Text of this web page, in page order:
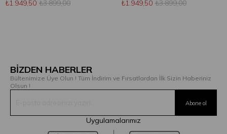
₺1.949,50 ₺3.899,00
₺1.949,50 ₺3.899,00
BİZDEN HABERLER
Bültenimize Üye Olun ! Tüm İndirim ve Fırsatlardan İlk Sizin Haberiniz
Olsun !
Uygulamalarımız